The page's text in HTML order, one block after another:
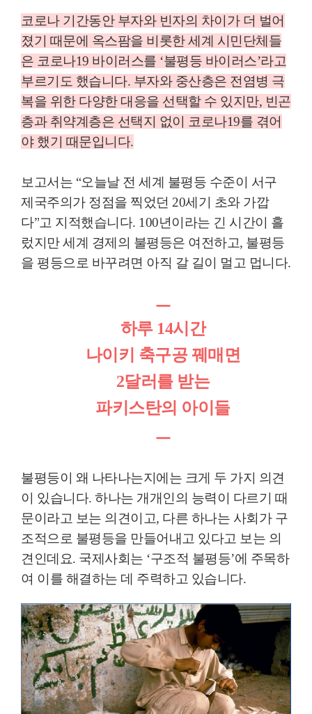
코로나 기간동안 부자와 빈자의 차이가 더 벌어
졌기 때문에 옥스팜을 비롯한 세계 시민단체들
은 코로나19 바이러스를 ‘불평등 바이러스’라고
부르기도 했습니다. 부자와 중산층은 전염병 극
복을 위한 다양한 대응을 선택할 수 있지만, 빈곤
층과 취약계층은 선택지 없이 코로나19를 겪어
야 했기 때문입니다.
보고서는 “오늘날 전 세계 불평등 수준이 서구
제국주의가 정점을 찍었던 20세기 초와 가깝
다”고 지적했습니다. 100년이라는 긴 시간이 흘
렀지만 세계 경제의 불평등은 여전하고, 불평등
을 평등으로 바꾸려면 아직 갈 길이 멀고 멉니다.
ㅡ
하루 14시간
나이키 축구공 꿰매면
2달러를 받는
파키스탄의 아이들
ㅡ
불평등이 왜 나타나는지에는 크게 두 가지 의견
이 있습니다. 하나는 개개인의 능력이 다르기 때
문이라고 보는 의견이고, 다른 하나는 사회가 구
조적으로 불평등을 만들어내고 있다고 보는 의
견인데요. 국제사회는 ‘구조적 불평등’에 주목하
여 이를 해결하는 데 주력하고 있습니다.